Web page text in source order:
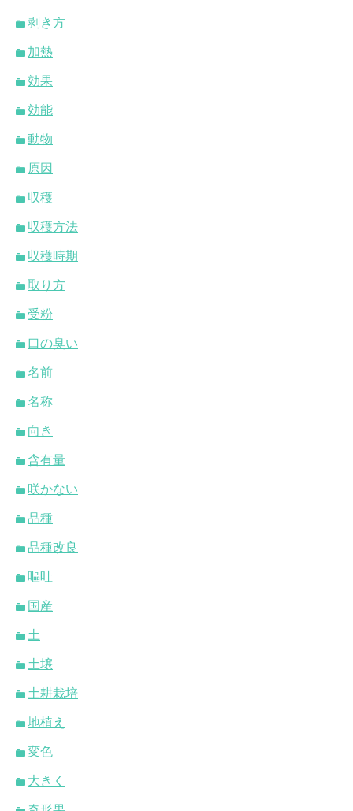
剥き方
加熱
効果
効能
動物
原因
収穫
収穫方法
収穫時期
取り方
受粉
口の臭い
名前
名称
向き
含有量
咲かない
品種
品種改良
嘔吐
国産
土
土壌
土耕栽培
地植え
変色
大きく